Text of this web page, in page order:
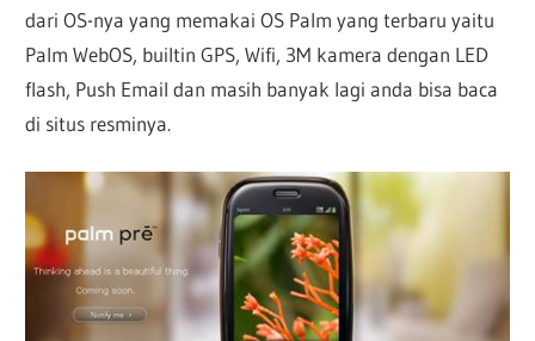
dari OS-nya yang memakai OS Palm yang terbaru yaitu
Palm WebOS, builtin GPS, Wifi, 3M kamera dengan LED
flash, Push Email dan masih banyak lagi anda bisa baca
di situs resminya.